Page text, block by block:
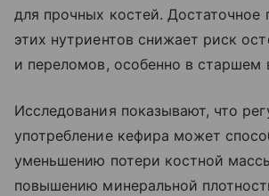
для прочных костей. Достаточное
этих нутриентов снижает риск
и переломов, особенно в старшем
Исследования показывают, что
употребление кефира может
уменьшению потери костной
повышению минеральной